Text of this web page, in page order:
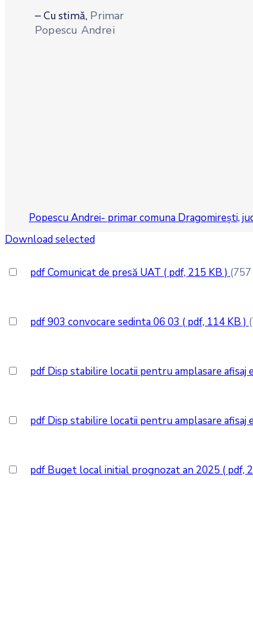
– Cu stimă, Primar
Popescu Andrei
Popescu Andrei- primar comuna Dragomirești,
Download selected
pdfComunicat de presă UAT ( pdf, 215 KB )
pdf903 convocare sedinta 06 03 ( pdf, 114 KB )
pdf Disp stabilire locatii pentru amplasare afisaj
pdf Disp stabilire locatii pentru amplasare afisaj
pdf Buget local initial prognozat an 2025 ( pdf,